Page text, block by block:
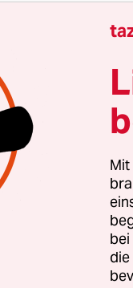
Lust mehr
einem halben
äußerte
Bett, gerade
Füße
lange nicht
das
die Nerven
der Körper
über diese
bei